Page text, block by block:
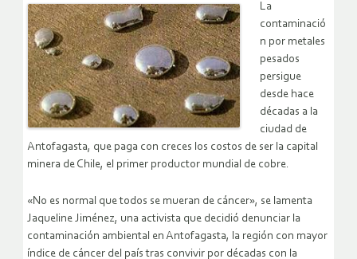
La
contaminació
n por metales
pesados
persigue
desde hace
décadas a la
ciudad de
Antofagasta, que paga con creces los costos de ser la capital
minera de Chile, el primer productor mundial de cobre.
«No es normal que todos se mueran de cáncer», se lamenta
Jaqueline Jiménez, una activista que decidió denunciar la
contaminación ambiental en Antofagasta, la región con mayor
índice de cáncer del país tras convivir por décadas con la